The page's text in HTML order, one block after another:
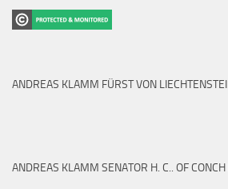
ANDREAS KLAMM FÜRST VON
ANDREAS KLAMM SENATOR H. C.. OF